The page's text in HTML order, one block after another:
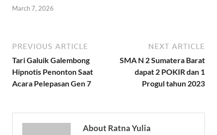
March 7, 2026
PREVIOUS ARTICLE
Tari Galuik Galembong
Hipnotis Penonton Saat
Acara Pelepasan Gen 7
NEXT ARTICLE
SMA N 2 Sumatera Barat
dapat 2 POKIR dan 1
Progul tahun 2023
About Ratna Yulia